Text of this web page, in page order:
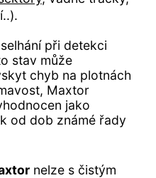
při detekci
stav může
chyb na plotnách
Maxtor
jako
od dob známé řady
nelze s čistým